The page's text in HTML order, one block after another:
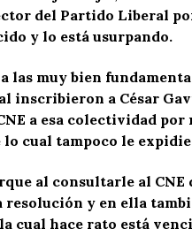
del Partido Liberal
y lo está usurpando.
muy bien
inscribieron a César
a esa colectividad
cual tampoco le
al consultarle al CNE
y en ella
cual hace rato está